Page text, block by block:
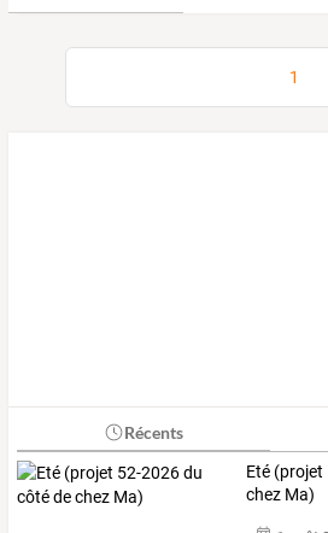
1
Récents
Eté (projet
chez Ma)